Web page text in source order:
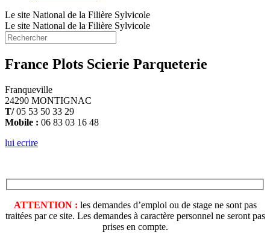
Le site National de la Filière Sylvicole
Le site National de la Filière Sylvicole
France Plots Scierie Parqueterie
Franqueville
24290 MONTIGNAC
T/05 53 50 33 29
Mobile : 06 83 03 16 48
lui ecrire
ATTENTION : les demandes d’emploi ou de stage ne sont pas
traitées par ce site. Les demandes à caractère personnel ne seront pas
prises en compte.